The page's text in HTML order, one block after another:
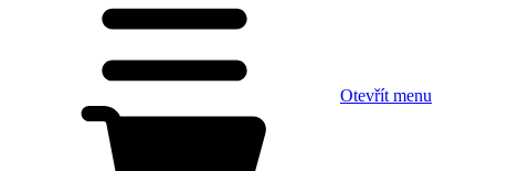
Otevřít menu